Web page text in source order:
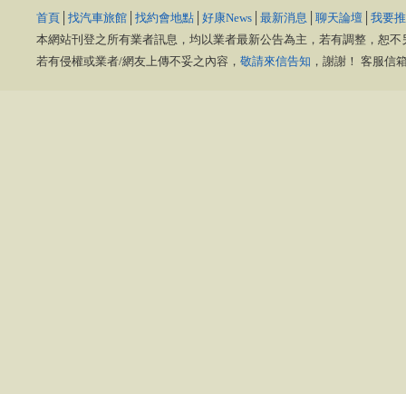
首頁 找汽車旅館 找約會地點 好康News 最新消息 聊天論壇 我要
本網站刊登之所有業者訊息，均以業者最新公告為主，若有調整，恕
若有侵權或業者/網友上傳不妥之內容， 敬請來信告知 ，謝謝！ 客服信